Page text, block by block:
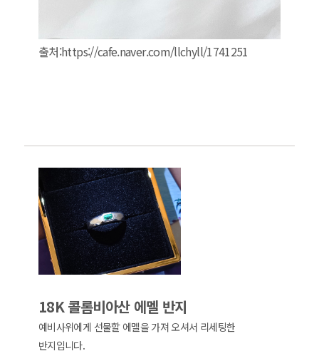
출처:https://cafe.naver.com/llchyll/1741251
18K 콜롬비아산 에멜 반지
예비사위에게 선물할 에멜을 가져 오셔서 리세팅한
반지입니다.